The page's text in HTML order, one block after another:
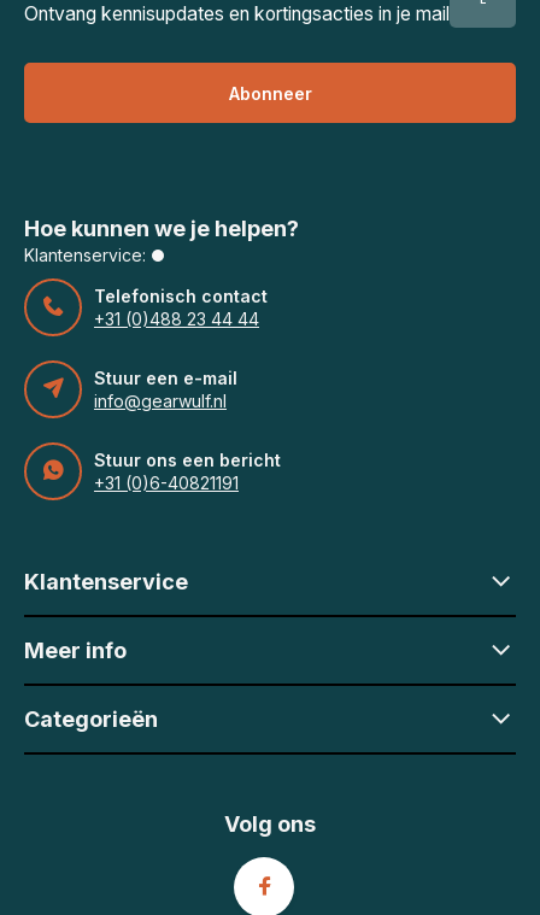
Ontvang kennisupdates en kortingsacties in je mail
Abonneer
Hoe kunnen we je helpen?
Klantenservice:
Telefonisch contact
+31 (0)488 23 44 44
Stuur een e-mail
info@gearwulf.nl
Stuur ons een bericht
+31 (0)6-40821191
Klantenservice
Meer info
Categorieën
Volg ons